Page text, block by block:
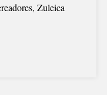
Zuleica